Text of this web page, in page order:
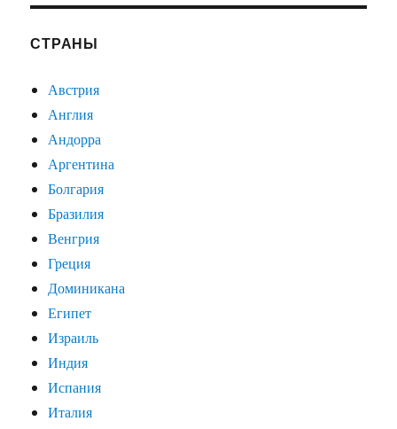
СТРАНЫ
Австрия
Англия
Андорра
Аргентина
Болгария
Бразилия
Венгрия
Греция
Доминикана
Египет
Израиль
Индия
Испания
Италия